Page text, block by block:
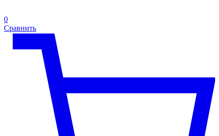
0
Сравнить